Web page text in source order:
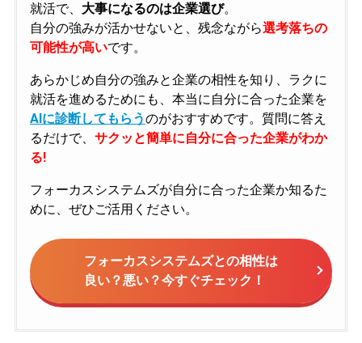
就活で、 大事になるのは企業選び。
自分の強みが活かせないと、残念ながら選考落ちの
可能性が高いです。
あらかじめ自分の強みと企業の相性を知り、ラクに
就活を進めるためにも、本当に自分に合った企業を
AIに診断してもらうのがおすすめです。質問に答え
るだけで、 サクッと簡単に自分に合った企業がわか
る!
フォーカスシステムズが自分に合った企業か知るた
めに、ぜひご活用ください。
フォーカスシステムズとの相性は
良い？悪い？今すぐチェック！